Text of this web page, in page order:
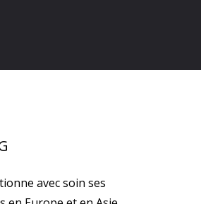
avec soin ses